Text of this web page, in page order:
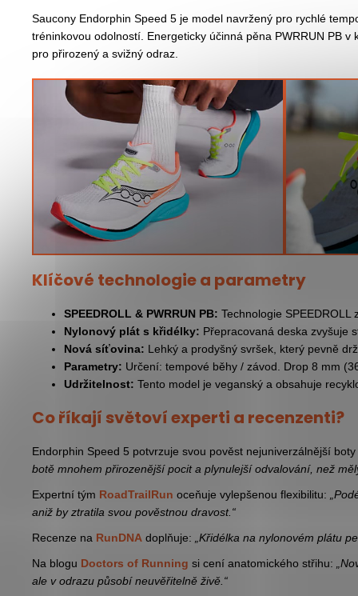
Saucony Endorphin Speed 5 je model navržený pro rychlé
tréninkovou odolností. Energeticky účinná pěna PWRRUN PB
pro přirozený a svižný odraz.
Klíčové technologie a parametry
SPEEDROLL & PWRRUN PB: Technologie
Nylonový plát s křidélky: Přepracovaná deska zvyšuje
Nová síťovina: Lehký a prodyšný svršek, který pevně
Parametry: Určení: tempové běhy / závod. Drop 8 mm
Udržitelnost: Tento model je veganský a obsahuje
Co říkají světoví experti a recenzenti?
Endorphin Speed 5 potvrzuje svou pověst nejuniverzálnější
botě mnohem přirozenější pocit a plynulejší odvalování, než
Expertní tým RoadTrailRun oceňuje vylepšenou flexibilitu:
aniž by ztratila svou pověstnou dravost.“
Recenze na RunDNA doplňuje: „Křidélka na nylonovém plátu
Na blogu Doctors of Running si cení anatomického střihu:
ale v odrazu působí neuvěřitelně živě.“